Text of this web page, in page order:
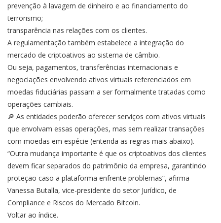
prevenção à lavagem de dinheiro e ao financiamento do
terrorismo;
transparência nas relações com os clientes.
A regulamentação também estabelece a integração do
mercado de criptoativos ao sistema de câmbio.
Ou seja, pagamentos, transferências internacionais e
negociações envolvendo ativos virtuais referenciados em
moedas fiduciárias passam a ser formalmente tratadas como
operações cambiais.
🔎 As entidades poderão oferecer serviços com ativos virtuais
que envolvam essas operações, mas sem realizar transações
com moedas em espécie (entenda as regras mais abaixo).
“Outra mudança importante é que os criptoativos dos clientes
devem ficar separados do patrimônio da empresa, garantindo
proteção caso a plataforma enfrente problemas”, afirma
Vanessa Butalla, vice-presidente do setor Jurídico, de
Compliance e Riscos do Mercado Bitcoin.
Voltar ao índice.